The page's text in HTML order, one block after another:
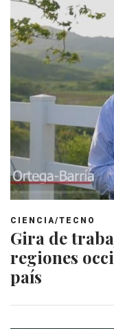
CIENCIA/TECNO
Gira de
regiones
país